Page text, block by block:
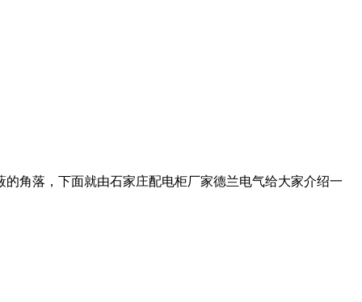
角落，下面就由石家庄配电柜厂家德兰电气给大家介绍一